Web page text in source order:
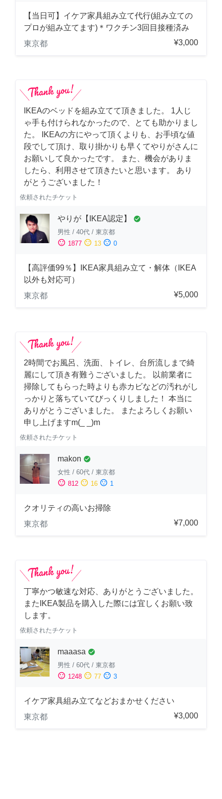
【当日可】イケア家具組み立て代行(組み立ての
プロが組み立てます)＊ワクチン3回目接種済み
東京都
¥3,000
IKEAのベッドを組み立てて頂きました。 1人じ
ゃ手も付けられなかったので、とても助かりまし
た。 IKEAの方にやって頂くよりも、お手頃な値
段でして頂け、取り掛かりも早くてやりがさんに
お願いして良かったです。 また、機会がありま
したら、利用させて頂きたいと思います。 あり
がとうございました！
依頼されたチケット
やりが【IKEA認定】 check_circle
男性 / 40代 / 東京都
sentiment_satisfied 1877 sentiment_neutral 13 sentiment_dissatisfied 0
【高評価99％】IKEA家具組み立て・解体（IKEA
以外も対応可）
東京都
¥5,000
2時間でお風呂、洗面、トイレ、台所流しまで綺
麗にして頂き有難うございました。 以前業者に
掃除してもらった時よりも赤カビなどの汚れがし
っかりと落ちていてびっくりしました！ 本当に
ありがとうございました。 またよろしくお願い
申し上げますm(_ _)m
依頼されたチケット
makon check_circle
女性 / 60代 / 東京都
sentiment_satisfied 812 sentiment_neutral 16 sentiment_dissatisfied 1
クオリティの高いお掃除
東京都
¥7,000
丁寧かつ敏速な対応、ありがとうございました。
またIKEA製品を購入した際には宜しくお願い致
します。
依頼されたチケット
maaasa check_circle
男性 / 60代 / 東京都
sentiment_satisfied 1248 sentiment_neutral 77 sentiment_dissatisfied 3
イケア家具組み立てなどおまかせください
東京都
¥3,000